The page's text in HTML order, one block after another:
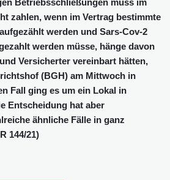
zahlen, wenn im Vertrag bestimmte
werden und Sars-Cov-2
werden müsse, hänge davon
Versicherter vereinbart hätten,
(BGH) am Mittwoch in
Fall ging es um ein Lokal in
Entscheidung hat aber
ähnliche Fälle in ganz
144/21)